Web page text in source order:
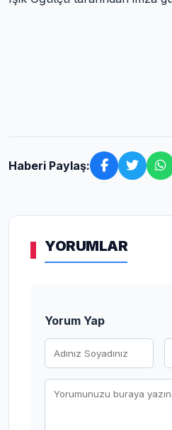
Haberi Paylaş:
YORUMLAR
Yorum Yap